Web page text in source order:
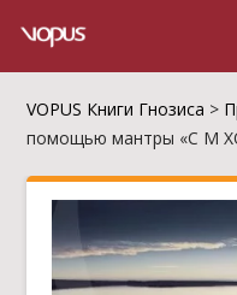
VOPUS Книги Гнозиса >
помощью мантры «С М